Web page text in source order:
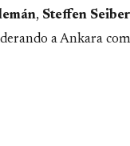
, Steffen
a Ankara